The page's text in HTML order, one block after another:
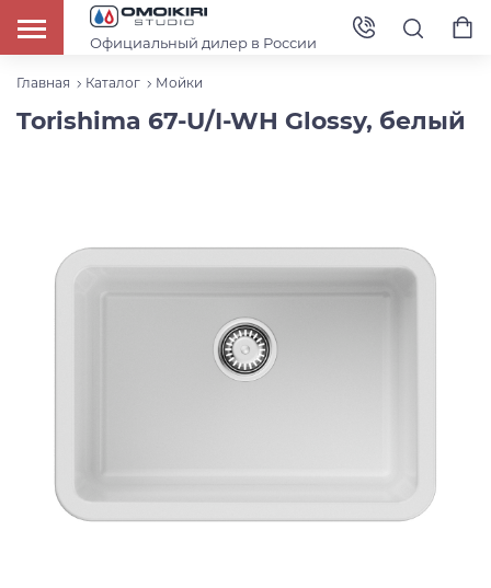
Официальный дилер в России
Главная Каталог Мойки
Torishima 67-U/I-WH Glossy, белый